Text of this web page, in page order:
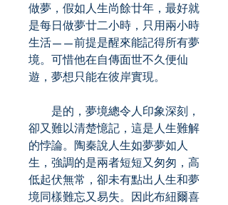
做夢，假如人生尚餘廿年，最好就
是每日做夢廿二小時，只用兩小時
生活——前提是醒來能記得所有夢
境。可惜他在自傳面世不久便仙
遊，夢想只能在彼岸實現。
是的，夢境總令人印象深刻，
卻又難以清楚憶記，這是人生難解
的悖論。陶秦說人生如夢夢如人
生，強調的是兩者短短又匆匆，高
低起伏無常，卻未有點出人生和夢
境同樣難忘又易失。因此布紐爾喜